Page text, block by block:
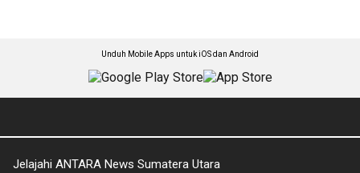
Unduh Mobile Apps untuk iOS dan Android
Jelajahi ANTARA News Sumatera Utara